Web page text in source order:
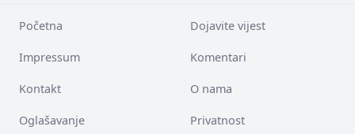
Početna Dojavite vijest
Impressum Komentari
Kontakt O nama
Oglašavanje Privatnost